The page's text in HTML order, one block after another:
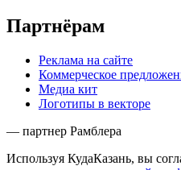
Партнёрам
Реклама на сайте
Коммерческое
Медиа кит
Логотипы в векторе
— партнер Рамблера
Используя КудаКазань, вы